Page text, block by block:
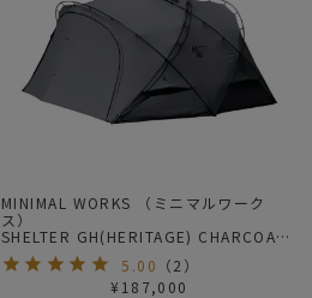
MINIMAL WORKS （ミニマルワーク
ス）
SHELTER GH(HERITAGE) CHARCOAL |
シェルターGH(ヘリテージ) チャコール
5.00 （2 ）
¥ 187,000